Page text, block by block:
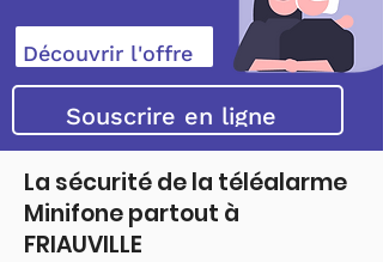
Découvrir l'offre
Souscrire en ligne
La sécurité de la téléalarme
Minifone partout à
FRIAUVILLE